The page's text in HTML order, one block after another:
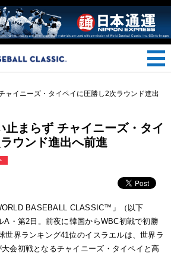
ャイニーズ・タイペイに圧勝し2次ラウンド進出
止まらず チャイニーズ・タイ
ウンド進出へ前進
BASEBALL CLASSIC™」（以下
A・第2日。前夜に韓国からWBC初戦で初勝
世界ランキング41位のイスラエルは、世界ラ
会初戦となるチャイニーズ・タイペイと高